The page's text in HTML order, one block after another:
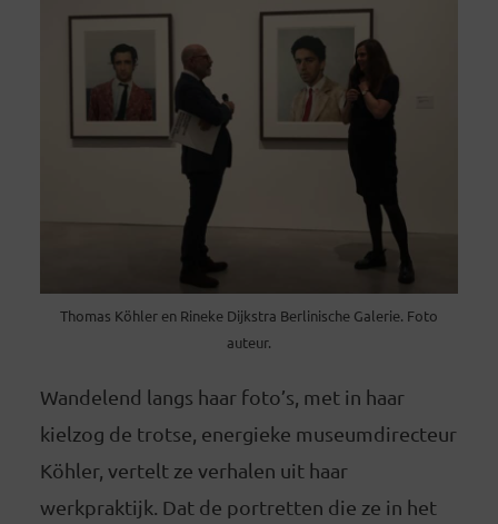
Thomas Köhler en Rineke Dijkstra Berlinische Galerie. Foto
auteur.
Wandelend langs haar foto’s, met in haar
kielzog de trotse, energieke museumdirecteur
Köhler, vertelt ze verhalen uit haar
werkpraktijk. Dat de portretten die ze in het